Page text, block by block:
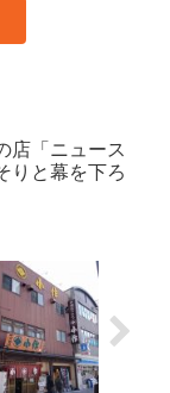
店「ニュース
りと幕を下ろ